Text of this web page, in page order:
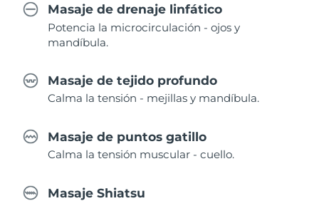
Masaje de drenaje linfático
Potencia la microcirculación - ojos y
mandíbula.
Masaje de tejido profundo
Calma la tensión - mejillas y mandíbula.
Masaje de puntos gatillo
Calma la tensión muscular - cuello.
Masaje Shiatsu